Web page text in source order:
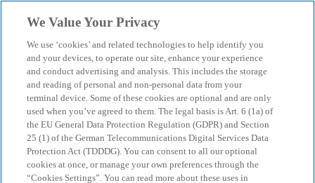
menu search
Consumer Barometer
02/23: Loyalty-Apps im
Lebensmitteleinzelhandel
We Value Your Privacy
We use ‘cookies’ and related technologies to help identify you
and your devices, to operate our site, enhance your experience
and conduct advertising and analysis. This includes the storage
and reading of personal and non-personal data from your
terminal device. Some of these cookies are optional and are only
used when you’ve agreed to them. The legal basis is Art. 6 (1a) of
the EU General Data Protection Regulation (GDPR) and Section
25 (1) of the German Telecommunications Digital Services Data
Protection Act (TDDDG). You can consent to all our optional
cookies at once, or manage your own preferences through the
“Cookies Settings”. You can read more about these uses in